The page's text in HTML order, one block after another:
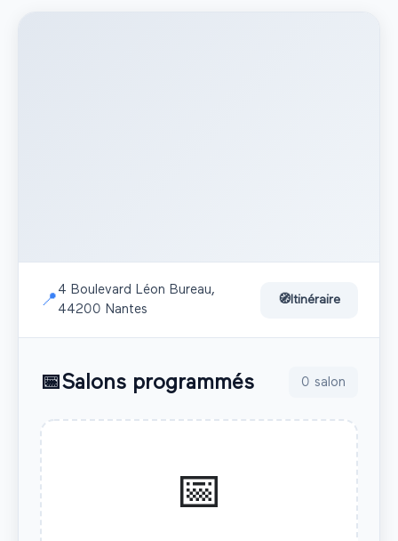
📍
4 Boulevard Léon Bureau,
44200 Nantes
🧭 Itinéraire
📅 Salons programmés 0 salon
📅